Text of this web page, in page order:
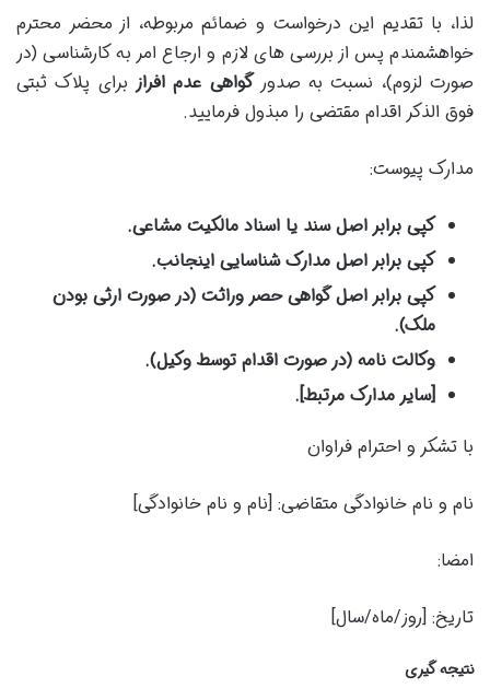
لذا، با تقدیم این درخواست و ضمائم مربوطه، از محضر محترم
خواهشمندم پس از بررسی های لازم و ارجاع امر به کارشناسی (در
صورت لزوم)، نسبت به صدورگواهی عدم افراز برای پلاک ثبتی
فوق الذکر اقدام مقتضی را مبذول فرمایید.
مدارک پیوست:
کپی برابر اصل سند یا اسناد مالکیت مشاعی.
کپی برابر اصل مدارک شناسایی اینجانب.
کپی برابر اصل گواهی حصر وراثت (در صورت ارثی بودن
ملک).
وکالت نامه (در صورت اقدام توسط وکیل).
[سایر مدارک مرتبط].
با تشکر و احترام فراوان
نام و نام خانوادگی متقاضی: [نام و نام خانوادگی]
امضا:
تاریخ: [روز/ماه/سال]
نتیجه گیری